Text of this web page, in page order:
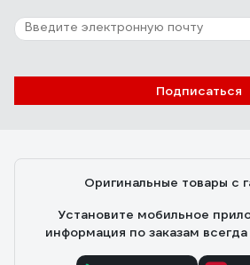
Подписаться
Оригинальные товары с
Установите мобильное
информация по заказам